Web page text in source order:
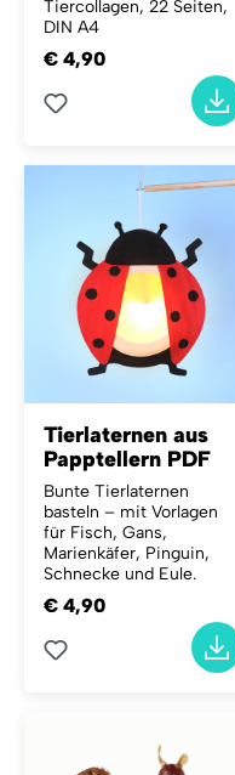
Tiercollagen, 22 Seiten,
DIN A4
€ 4,90
Tierlaternen aus
Papptellern PDF
Bunte Tierlaternen
basteln – mit Vorlagen
für Fisch, Gans,
Marienkäfer, Pinguin,
Schnecke und Eule.
€ 4,90